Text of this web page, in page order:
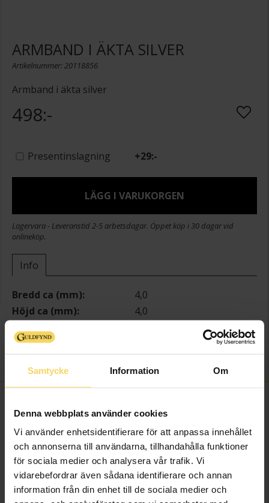
Samtycke Information Om
Denna webbplats använder cookies
Vi använder enhetsidentifierare för att anpassa innehållet
och annonserna till användarna, tillhandahålla funktioner
för sociala medier och analysera vår trafik. Vi
vidarebefordrar även sådana identifierare och annan
information från din enhet till de sociala medier och
ARMBAND I ÄKTA SILVER
Artikelnummer: 20118856
Armband i äkta silver
498:-
Presentinslagning +29:-
LÄGG I VARUKORGEN
Lagervara - Leveranstid 2-5 arbetsdagar. Öppet köp i 30 dagar vid
onlineköp.
Info
Bredd ca (mm)
4,0
Höjd ca (mm)
4,0
Varumärke